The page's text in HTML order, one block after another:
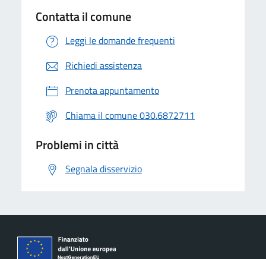
Contatta il comune
Leggi le domande frequenti
Richiedi assistenza
Prenota appuntamento
Chiama il comune 030.6872711
Problemi in città
Segnala disservizio